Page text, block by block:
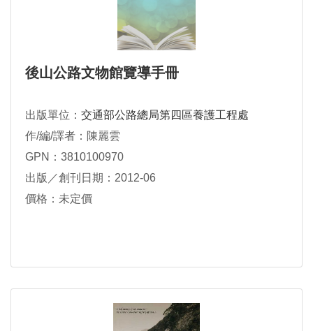
後山公路文物館覽導手冊
出版單位： 交通部公路總局第四區養護工程處
作/編/譯者：陳麗雲
GPN：3810100970
出版／創刊日期：2012-06
價格：未定價